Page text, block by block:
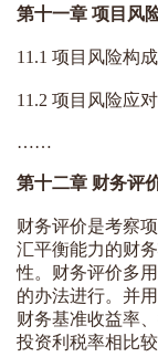
第十一章 项目风
11.1 项目风险构成
11.2 项目风险应
……
第十二章 财务评
财务评价是考察
汇平衡能力的财
性。财务评价多
的办法进行。并
财务基准收益率、
投资利税率相比